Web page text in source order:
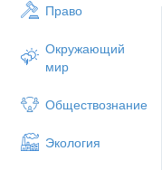
Право
Окружающий
мир
Обществознание
Экология